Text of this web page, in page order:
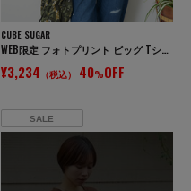
CUBE SUGAR
WEB限定 フォトプリント ビッグ Tシャツ
¥3,234 （税込） 40%OFF
SALE